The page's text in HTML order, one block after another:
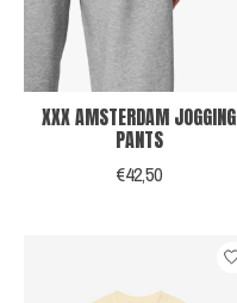
XXX AMSTERDAM JOGGING
PANTS
€42,50